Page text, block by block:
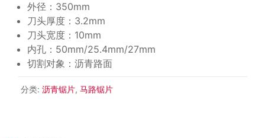
外径：350mm
刀头厚度：3.2mm
刀头宽度：10mm
内孔：50mm/25.4mm/27mm
切割对象：沥青路面
分类: 沥青锯片, 马路锯片